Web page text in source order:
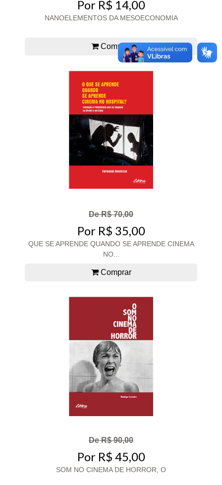
Por R$ 14,00
NANOELEMENTOS DA MESOECONOMIA
Comprar
De R$ 70,00
Por R$ 35,00
QUE SE APRENDE QUANDO SE APRENDE CINEMA
NO...
Comprar
De R$ 90,00
Por R$ 45,00
SOM NO CINEMA DE HORROR, O